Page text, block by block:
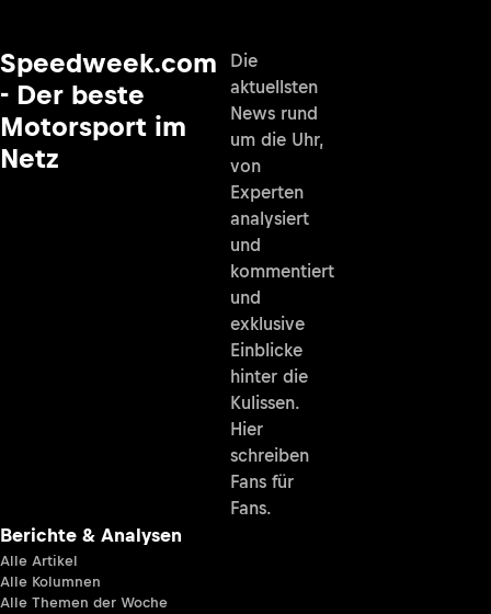
Speedweek.com
- Der beste
Motorsport im
Netz
Die
aktuellsten
News rund
um die Uhr,
von
Experten
analysiert
und
kommentiert
und
exklusive
Einblicke
hinter die
Kulissen.
Hier
schreiben
Fans für
Fans.
Berichte & Analysen
Alle Artikel
Alle Kolumnen
Alle Themen der Woche